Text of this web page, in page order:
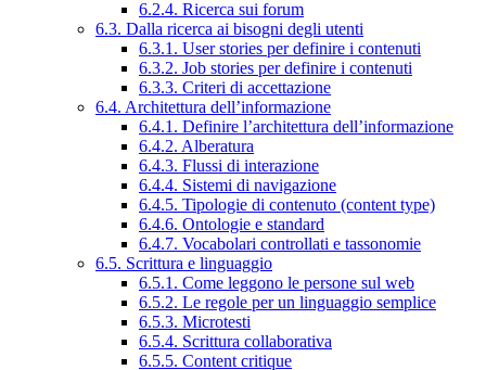
6.2.4. Ricerca sui forum
6.3. Dalla ricerca ai bisogni degli utenti
6.3.1. User stories per definire i contenuti
6.3.2. Job stories per definire i contenuti
6.3.3. Criteri di accettazione
6.4. Architettura dell’informazione
6.4.1. Definire l’architettura dell’informazione
6.4.2. Alberatura
6.4.3. Flussi di interazione
6.4.4. Sistemi di navigazione
6.4.5. Tipologie di contenuto (content type)
6.4.6. Ontologie e standard
6.4.7. Vocabolari controllati e tassonomie
6.5. Scrittura e linguaggio
6.5.1. Come leggono le persone sul web
6.5.2. Le regole per un linguaggio semplice
6.5.3. Microtesti
6.5.4. Scrittura collaborativa
6.5.5. Content critique